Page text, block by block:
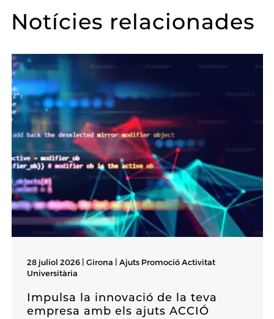
Notícies relacionades
28 juliol 2026 | Girona | Ajuts Promoció Activitat
Universitària
Impulsa la innovació de la teva
empresa amb els ajuts ACCIÓ